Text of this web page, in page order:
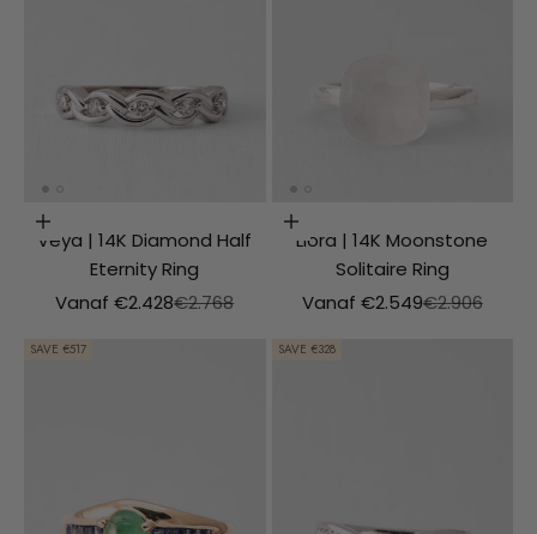
Choosing options
Veya | 14K Diamond Half
Eternity Ring
Aanbiedingsprijs
Vanaf €2.428Normale prijs
€2.768
Choosing options
Liora | 14K Moonstone
Solitaire Ring
Aanbiedingsprijs
Vanaf €2.549Normale prijs
€2.906
SAVE €517 SAVE €328